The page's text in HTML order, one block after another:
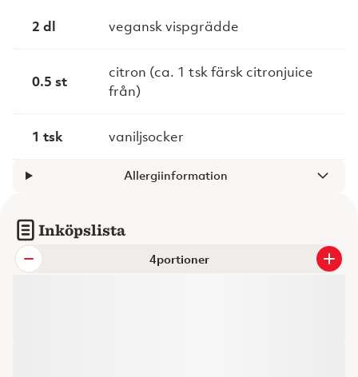
2 dl vegansk vispgrädde
0.5 st
citron (ca. 1 tsk färsk citronjuice
från)
1 tsk vaniljsocker
Allergiinformation
Inköpslista
portioner